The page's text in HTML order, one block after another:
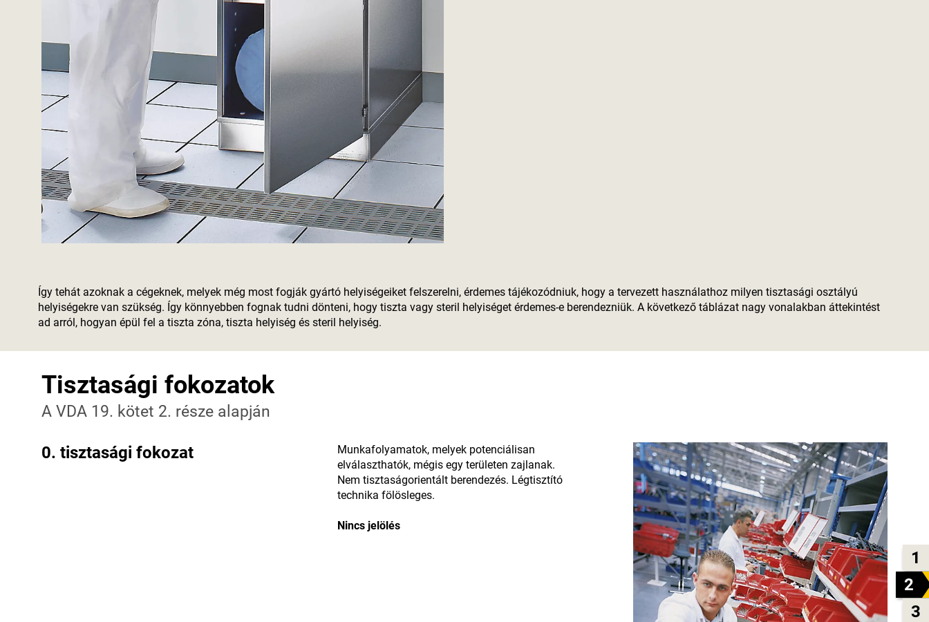
1
2
3
Így tehát azoknak a cégeknek, melyek még most fogják gyártó helyiségeiket felszerelni, érdemes tájékozódniuk, hogy a tervezett használathoz milyen tisztasági osztályú
helyiségekre van szükség. Így könnyebben fognak tudni dönteni, hogy tiszta vagy steril helyiséget érdemes-e berendezniük. A következő táblázat nagy vonalakban áttekintést
ad arról, hogyan épül fel a tiszta zóna, tiszta helyiség és steril helyiség.
Tisztasági fokozatok
A VDA 19. kötet 2. része alapján
0. tisztasági fokozat
Munkafolyamatok, melyek potenciálisan
elválaszthatók, mégis egy területen zajlanak.
Nem tisztaságorientált berendezés. Légtisztító
technika fölösleges.
Nincs jelölés